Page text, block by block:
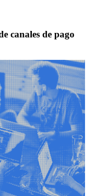
canales de pago